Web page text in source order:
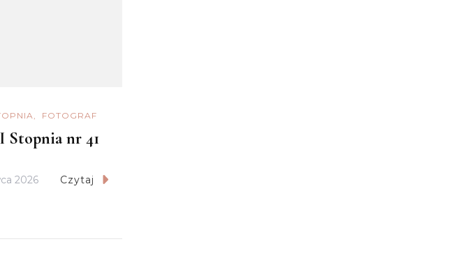
FOTOGRAF
Stopnia nr 41
2026 Czytaj